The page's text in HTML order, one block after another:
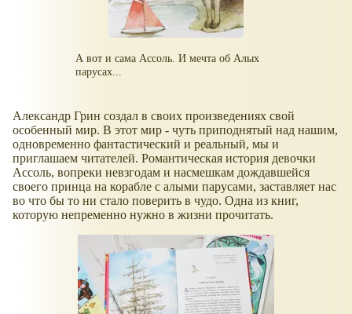
А вот и сама Ассоль. И мечта об Алых
парусах...
Александр Грин создал в своих произведениях свой
особенный мир. В этот мир - чуть приподнятый над нашим,
одновременно фантастический и реальный, мы и
приглашаем читателей. Романтическая история девочки
Ассоль, вопреки невзгодам и насмешкам дождавшейся
своего принца на корабле с алыми парусами, заставляет нас
во что бы то ни стало поверить в чудо. Одна из книг,
которую непременно нужно в жизни прочитать.